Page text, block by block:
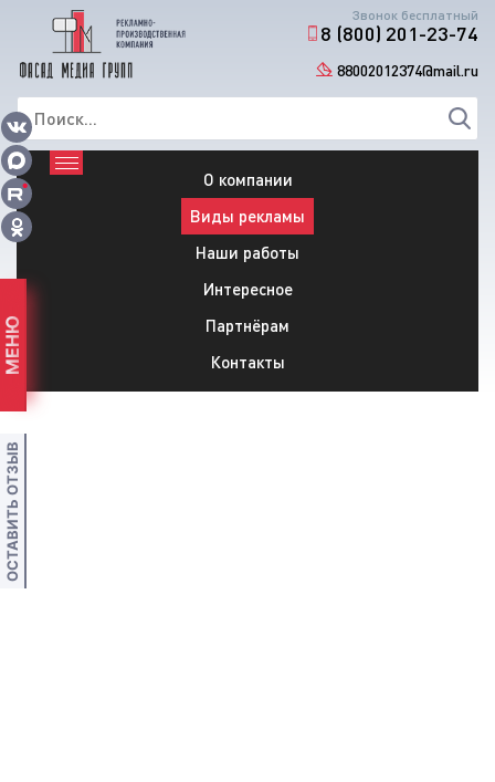
Звонок бесплатный
8 (800) 201-23-74
88002012374@mail.ru
О компании
Виды рекламы
Наши работы
Интересное
Партнёрам
Контакты
МЕНЮ
ОСТАВИТЬ ОТЗЫВ